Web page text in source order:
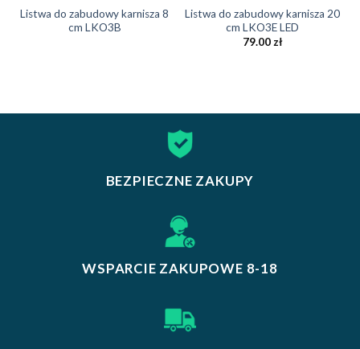
Listwa do zabudowy karnisza 8
cm LKO3B
Listwa do zabudowy karnisza 20
cm LKO3E LED
79.00 zł
BEZPIECZNE ZAKUPY
WSPARCIE ZAKUPOWE 8-18